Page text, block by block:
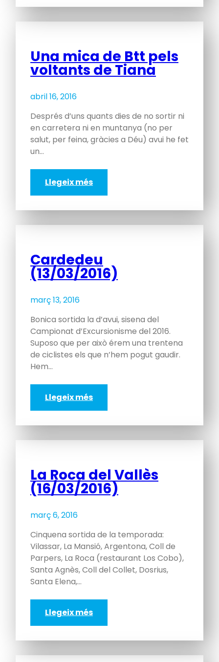
Una mica de Btt pels
voltants de Tiana
abril 16, 2016
Després d’uns quants dies de no sortir ni
en carretera ni en muntanya (no per
salut, per feina, gràcies a Déu) avui he fet
un…
Llegeix més
Cardedeu
(13/03/2016)
març 13, 2016
Bonica sortida la d’avui, sisena del
Campionat d’Excursionisme del 2016.
Suposo que per això érem una trentena
de ciclistes els que n’hem pogut gaudir.
Hem…
Llegeix més
La Roca del Vallès
(16/03/2016)
març 6, 2016
Cinquena sortida de la temporada:
Vilassar, La Mansió, Argentona, Coll de
Parpers, La Roca (restaurant Los Cobo),
Santa Agnès, Coll del Collet, Dosrius,
Santa Elena,…
Llegeix més